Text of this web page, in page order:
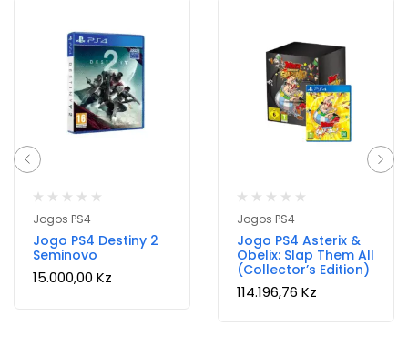
Jogos PS4
Jogo PS4 Destiny 2
Seminovo
15.000,00 Kz
Jogos PS4
Jogo PS4 Asterix &
Obelix: Slap Them All
(Collector’s Edition)
114.196,76 Kz